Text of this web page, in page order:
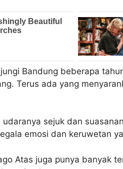
Bandung beberapa
Terus ada yang
sejuk dan
emosi dan keruwetan
Atas juga punya banyak